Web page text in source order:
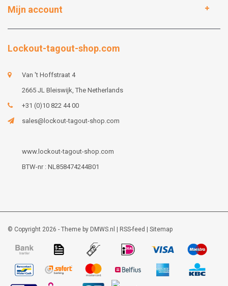
Mijn account
Lockout-tagout-shop.com
Van 't Hoffstraat 4
2665 JL Bleiswijk, The Netherlands
+31 (0)10 822 44 00
sales@lockout-tagout-shop.com
www.lockout-tagout-shop.com
BTW-nr : NL858474244B01
© Copyright 2026 - Theme by DMWS.nl RSS-feed Sitemap